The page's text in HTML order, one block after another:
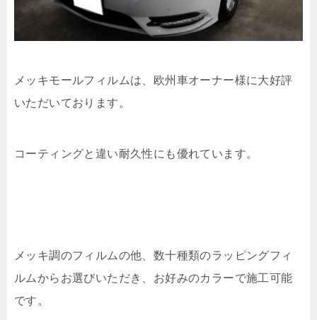
メッキモールフィルムは、欧州車オーナー様に大好評
いただいております。
コーティングと違い耐久性にも優れています。
メッキ調のフィルムの他、数十種類のラッピングフィ
ルムからお選びいただき、お好みのカラーで施工可能
です。